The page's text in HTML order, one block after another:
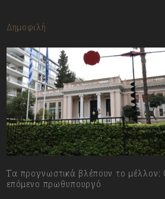
Δημοφιλή
Τα προγνωστικά βλέπουν το μέλλον:
επόμενο πρωθυπουργό